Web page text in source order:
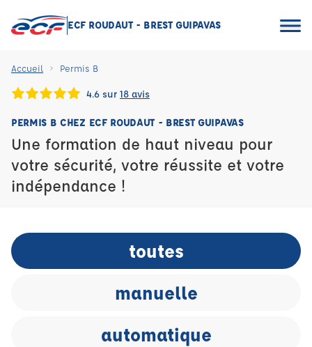
ECF ROUDAUT - BREST GUIPAVAS
Accueil Permis B
4.6 sur 18 avis
PERMIS B CHEZ ECF ROUDAUT - BREST GUIPAVAS
Une formation de haut niveau pour
votre sécurité, votre réussite et votre
indépendance !
toutes
manuelle
automatique